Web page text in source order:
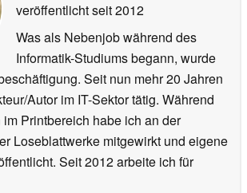
veröffentlichtseit 2012
Was als Nebenjob während des
Informatik-Studiums begann, wurde
Seit nun mehr 20 Jahren
Autor im IT-Sektor tätig. Während
Printbereich habe ich an der
Loseblattwerke mitgewirkt und eigene
Seit 2012 arbeite ich für